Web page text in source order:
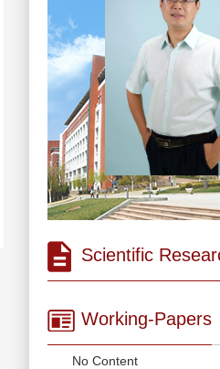
Scientific
Working-Papers
No Content